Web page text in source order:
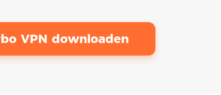
VPN downloaden